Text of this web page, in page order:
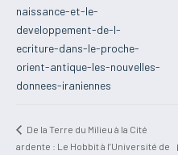
naissance-et-le-
developpement-de-l-
ecriture-dans-le-proche-
orient-antique-les-nouvelles-
donnees-iraniennes
De la Terre du Milieu à la Cité
ardente : Le Hobbit à l’Université de